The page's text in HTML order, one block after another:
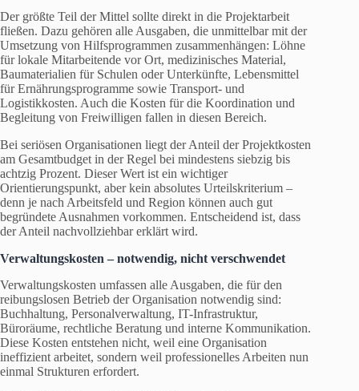
Der größte Teil der Mittel sollte direkt in die Projektarbeit
fließen. Dazu gehören alle Ausgaben, die unmittelbar mit der
Umsetzung von Hilfsprogrammen zusammenhängen: Löhne
für lokale Mitarbeitende vor Ort, medizinisches Material,
Baumaterialien für Schulen oder Unterkünfte, Lebensmittel
für Ernährungsprogramme sowie Transport- und
Logistikkosten. Auch die Kosten für die Koordination und
Begleitung von Freiwilligen fallen in diesen Bereich.
Bei seriösen Organisationen liegt der Anteil der Projektkosten
am Gesamtbudget in der Regel bei mindestens siebzig bis
achtzig Prozent. Dieser Wert ist ein wichtiger
Orientierungspunkt, aber kein absolutes Urteilskriterium –
denn je nach Arbeitsfeld und Region können auch gut
begründete Ausnahmen vorkommen. Entscheidend ist, dass
der Anteil nachvollziehbar erklärt wird.
Verwaltungskosten – notwendig, nicht verschwendet
Verwaltungskosten umfassen alle Ausgaben, die für den
reibungslosen Betrieb der Organisation notwendig sind:
Buchhaltung, Personalverwaltung, IT-Infrastruktur,
Büroräume, rechtliche Beratung und interne Kommunikation.
Diese Kosten entstehen nicht, weil eine Organisation
ineffizient arbeitet, sondern weil professionelles Arbeiten nun
einmal Strukturen erfordert.